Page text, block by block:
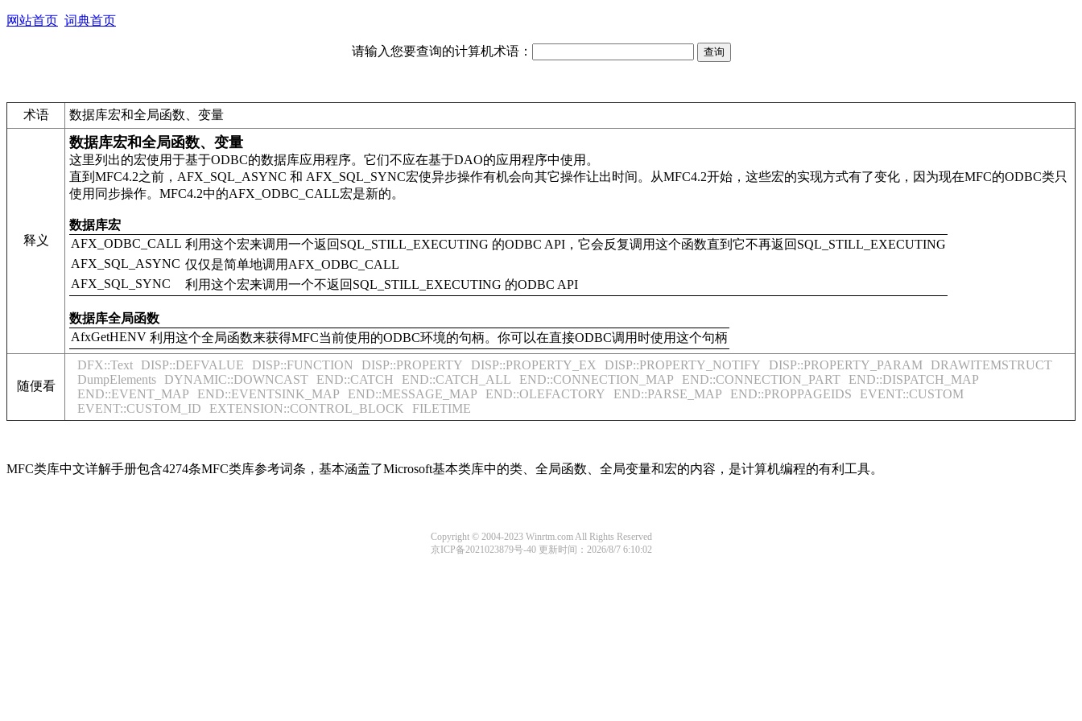
网站首页 词典首页
请输入您要查询的计算机术语：
术语 数据库宏和全局函数、变量
释义
数据库宏和全局函数、变量
这里列出的宏使用于基于ODBC的数据库应用程序。它们不应在基于DAO的应用程序中使用。
直到MFC4.2之前，AFX_SQL_ASYNC 和 AFX_SQL_SYNC宏使异步操作有机会向其它操作让出时间。从MFC4.2开始，这些宏的实现方式有了变化，因为现在MFC的ODBC类只
使用同步操作。MFC4.2中的AFX_ODBC_CALL宏是新的。
数据库宏
AFX_ODBC_CALL 利用这个宏来调用一个返回SQL_STILL_EXECUTING 的ODBC API，它会反复调用这个函数直到它不再返回SQL_STILL_EXECUTING
AFX_SQL_ASYNC 仅仅是简单地调用AFX_ODBC_CALL
AFX_SQL_SYNC
利用这个宏来调用一个不返回SQL_STILL_EXECUTING 的ODBC API
数据库全局函数
AfxGetHENV 利用这个全局函数来获得MFC当前使用的ODBC环境的句柄。你可以在直接ODBC调用时使用这个句柄
随便看
DFX::Text DISP::DEFVALUE DISP::FUNCTION DISP::PROPERTY DISP::PROPERTY_EX DISP::PROPERTY_NOTIFY DISP::PROPERTY_PARAM
DRAWITEMSTRUCT
DumpElements
DYNAMIC::DOWNCAST END::CATCH END::CATCH_ALL END::CONNECTION_MAP END::CONNECTION_PART
END::DISPATCH_MAP
END::EVENT_MAP
END::EVENTSINK_MAP END::MESSAGE_MAP END::OLEFACTORY END::PARSE_MAP END::PROPPAGEIDS
EVENT::CUSTOM
EVENT::CUSTOM_ID
EXTENSION::CONTROL_BLOCK FILETIME
MFC类库中文详解手册包含4274条MFC类库参考词条，基本涵盖了Microsoft基本类库中的类、全局函数、全局变量和宏的内容，是计算机编程的有利工具。
Copyright © 2004-2023 Winrtm.com All Rights Reserved
京ICP备2021023879号-40 更新时间：2026/8/7 6:10:02